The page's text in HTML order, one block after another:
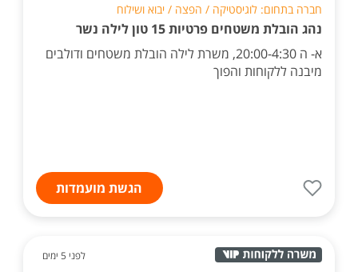
חברה בתחום: לוגיסטיקה / הפצה / יבוא ושילוח
נהג הובלת משטחים פרטיות 15 טון לילה נשר
א- ה 20:00-4:30, משרת לילה הובלת משטחים ודולבים
מיבנה ללקוחות והפוך
הגשת מועמדות
לפני 5 ימים